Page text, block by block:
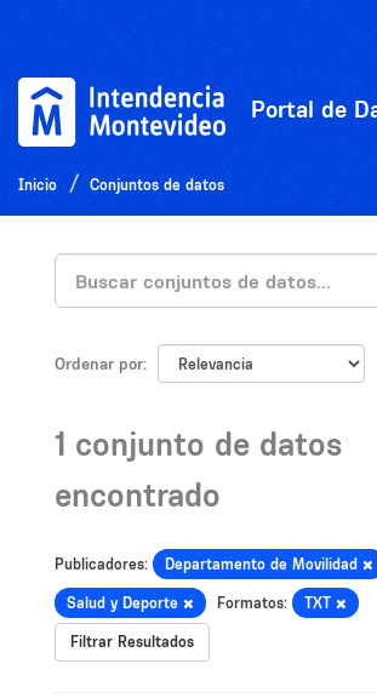
Portal de
Inicio Conjuntos de datos
Ordenar por
1 conjunto de datos
encontrado
Publicadores: Departamento de Movilidad
Salud y Deporte Formatos: TXT
Filtrar Resultados